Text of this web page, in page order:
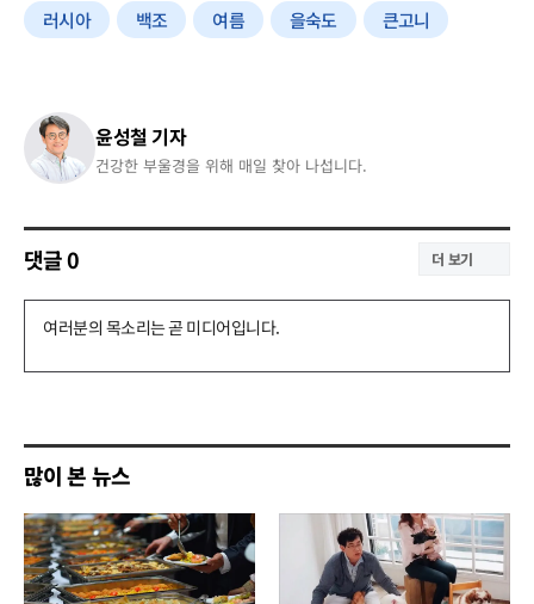
러시아 백조 여름 을숙도 큰고니
윤성철 기자
건강한 부울경을 위해 매일 찾아 나섭니다.
댓글0 더 보기
댓
기
많이 본 뉴스